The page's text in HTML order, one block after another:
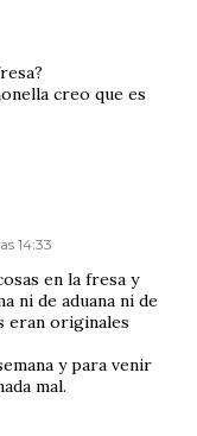
creo que es
14:33
en la fresa y
ni de aduana ni de
eran originales
y para venir
mal.